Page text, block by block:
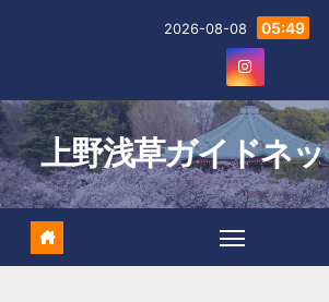
2026-08-08 05:49
上野浅草ガイドネ